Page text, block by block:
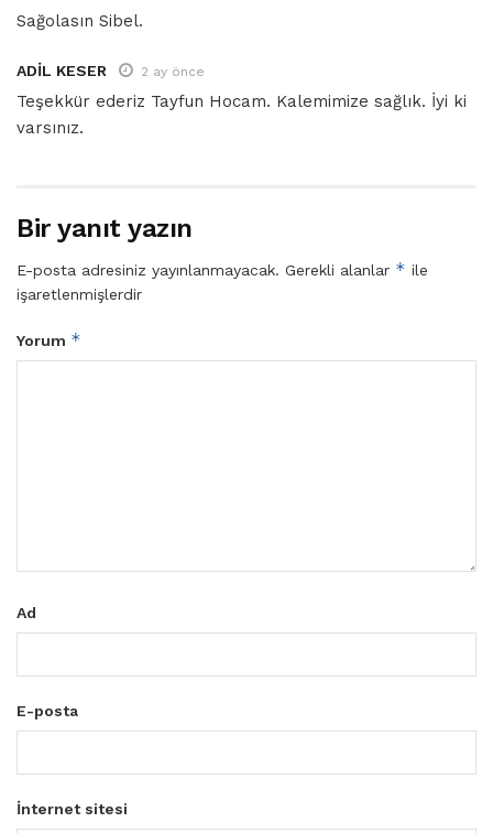
Sağolasın Sibel.
ADİL KESER 2 ay önce
Teşekkür ederiz Tayfun Hocam. Kalemimize sağlık. İyi ki
varsınız.
Bir yanıt yazın
E-posta adresiniz yayınlanmayacak. Gerekli alanlar * ile
işaretlenmişlerdir
Yorum *
Ad
E-posta
İnternet sitesi